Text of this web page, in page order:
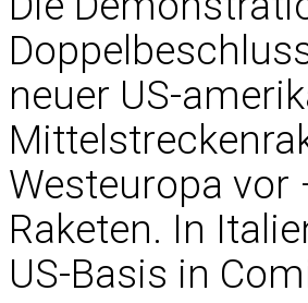
neuer US-
Westeuropa vor
Raketen. In
US-Basis in